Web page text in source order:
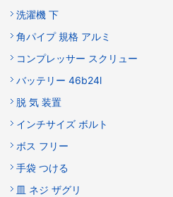
洗濯機 下
角パイプ 規格 アルミ
コンプレッサー スクリュー
バッテリー 46b24l
脱 気 装置
インチサイズ ボルト
ボス フリー
手袋 つける
皿 ネジ ザグリ